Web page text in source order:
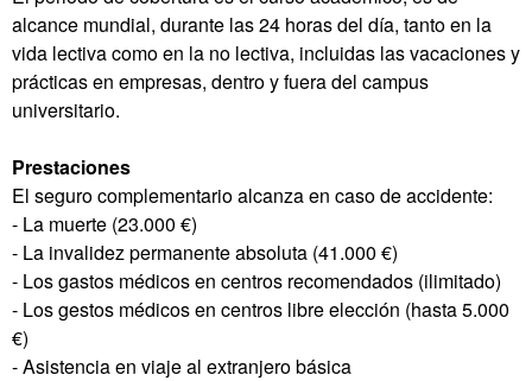
alcance mundial, durante las 24 horas del día, tanto en la
vida lectiva como en la no lectiva, incluidas las vacaciones y
prácticas en empresas, dentro y fuera del campus
universitario.
Prestaciones
El seguro complementario alcanza en caso de accidente:
- La muerte (23.000 €)
- La invalidez permanente absoluta (41.000 €)
- Los gastos médicos en centros recomendados (ilimitado)
- Los gestos médicos en centros libre elección (hasta 5.000
€)
- Asistencia en viaje al extranjero básica